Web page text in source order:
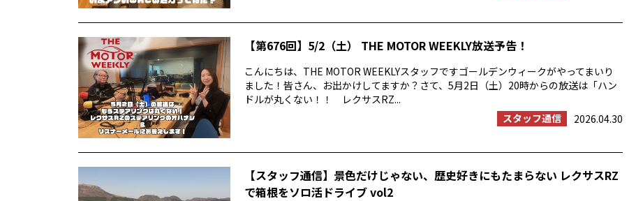
【第676回】5/2（土） THE MOTOR WEEKLY放送予告！
こんにちは、THE MOTOR WEEKLYスタッフですゴールデンウィークがやってまいり
ました！皆さん、お出かけしてますか？さて、5月2日（土）20時からの放送は「ハン
ドルが丸くない！！ レクサスRZ...
スタッフ通信
2026.04.30
【スタッフ通信】景色だけじゃない、歴史好きにもたまらない レクサスRZ
で箱根をソロ活ドライブ vol2